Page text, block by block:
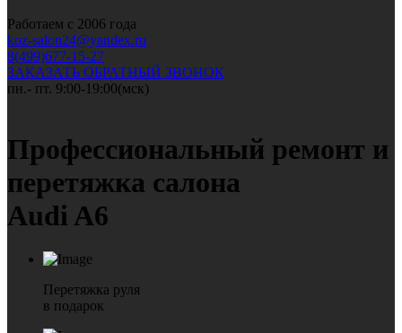
Работаем с 2006 года
koz-salon24@yandex.ru
8(499)677-15-27
ЗАКАЗАТЬ ОБРАТНЫЙ ЗВОНОК
пн.- пт. 9:00-19:00(мск)
Профессиональный ремонт и
перетяжка салона
Audi A6
Перетяжка руля
в подарок